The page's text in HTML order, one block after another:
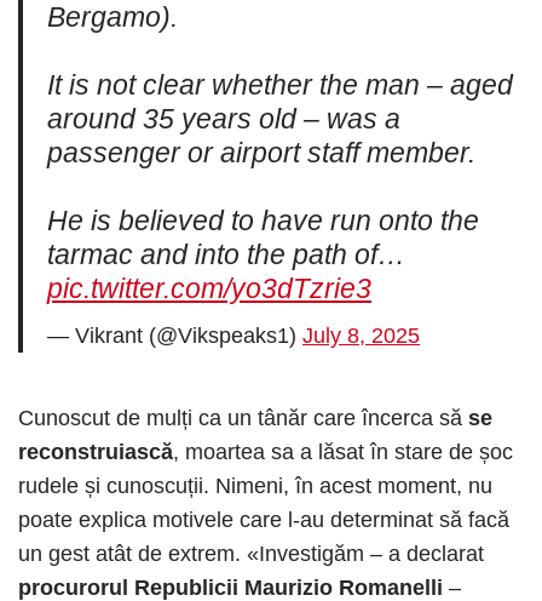
Bergamo).
It is not clear whether the man – aged
around 35 years old – was a
passenger or airport staff member.
He is believed to have run onto the
tarmac and into the path of…
pic.twitter.com/yo3dTzrie3
— Vikrant (@Vikspeaks1) July 8, 2025
Cunoscut de mulți ca un tânăr care încerca să se
reconstruiască, moartea sa a lăsat în stare de șoc
rudele și cunoscuții. Nimeni, în acest moment, nu
poate explica motivele care l-au determinat să facă
un gest atât de extrem. «Investigăm – a declarat
procurorul Republicii Maurizio Romanelli –